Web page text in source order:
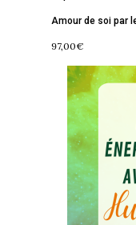
Amour de soi par
97,00€